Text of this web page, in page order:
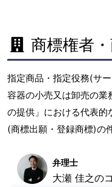
商標権者
指定商品・指定役務(サ
容器の小売又は卸売の業
の提供」における代表的
(商標出願・登録商標)の
弁理士
大瀬 佳之の